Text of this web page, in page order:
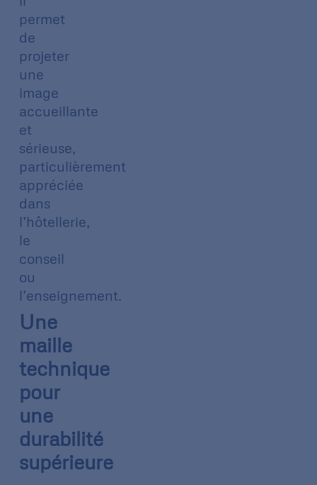
permet
de
projeter
une
image
accueillante
et
sérieuse,
particulièrement
appréciée
dans
l’hôtellerie,
le
conseil
ou
l’enseignement.
Une
maille
technique
pour
une
durabilité
supérieure